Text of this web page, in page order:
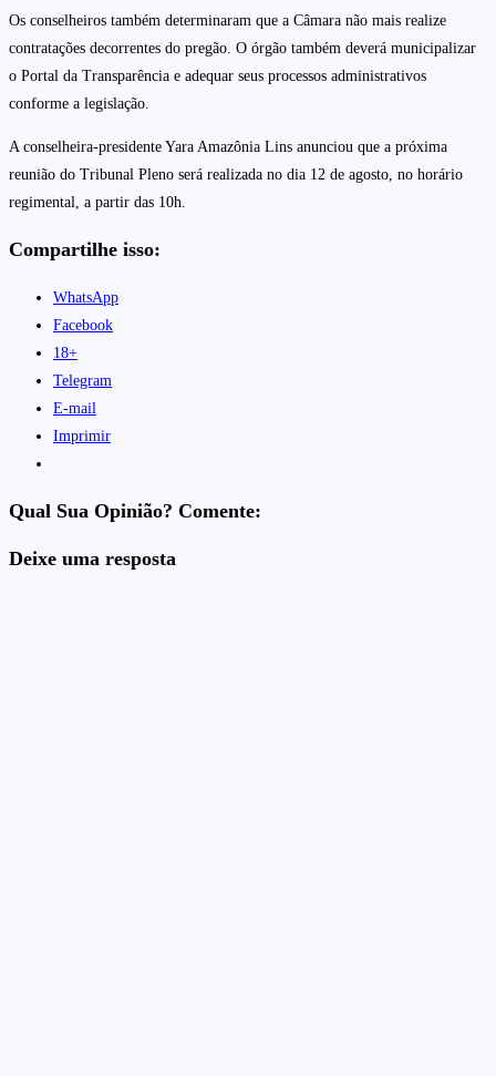
Os conselheiros também determinaram que a Câmara não mais realize
contratações decorrentes do pregão. O órgão também deverá municipalizar
o Portal da Transparência e adequar seus processos administrativos
conforme a legislação.
A conselheira-presidente Yara Amazônia Lins anunciou que a próxima
reunião do Tribunal Pleno será realizada no dia 12 de agosto, no horário
regimental, a partir das 10h.
Compartilhe isso:
WhatsApp
Facebook
18+
Telegram
E-mail
Imprimir
Qual Sua Opinião? Comente:
Deixe uma resposta